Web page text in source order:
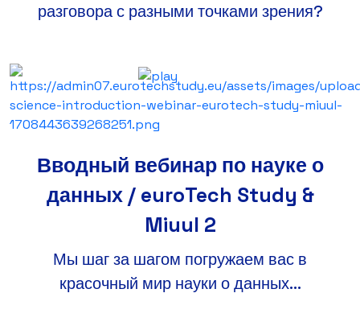
разговора с разными точками зрения?
Вводный вебинар по науке о
данных / euroTech Study &
Miuul 2
Мы шаг за шагом погружаем вас в
красочный мир науки о данных...